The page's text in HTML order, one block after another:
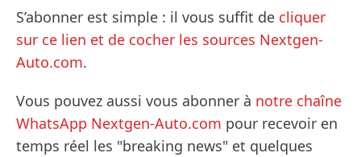
S’abonner est simple : il vous suffit de cliquer
sur ce lien et de cocher les sources Nextgen-
Auto.com.
Vous pouvez aussi vous abonner à notre chaîne
WhatsApp Nextgen-Auto.com pour recevoir en
temps réel les "breaking news" et quelques